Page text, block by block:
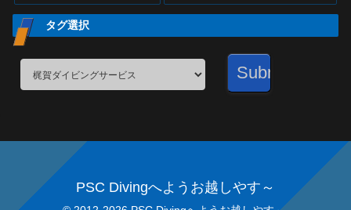
タグ選択
PSC Divingへようお越しやす～